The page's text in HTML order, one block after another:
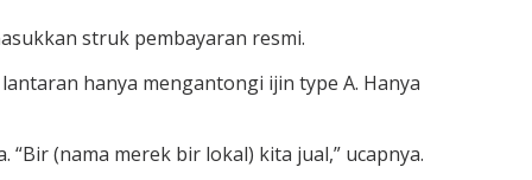
struk pembayaran resmi.
hanya mengantongi ijin type A. Hanya
(nama merek bir lokal) kita jual,” ucapnya.